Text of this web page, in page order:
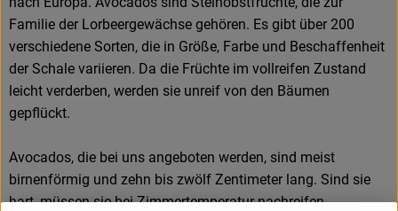
Familie der Lorbeergewächse gehören. Es gibt über 200
verschiedene Sorten, die in Größe, Farbe und Beschaffenheit
der Schale variieren. Da die Früchte im vollreifen Zustand
leicht verderben, werden sie unreif von den Bäumen
gepflückt.
Avocados, die bei uns angeboten werden, sind meist
birnenförmig und zehn bis zwölf Zentimeter lang. Sind sie
hart, müssen sie bei Zimmertemperatur nachreifen.